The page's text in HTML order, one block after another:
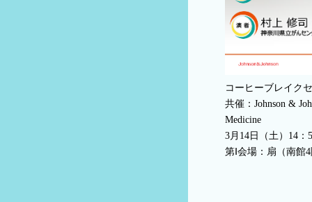
コーヒーブレイク
共催：Johnson &
Medicine
3月14日（土）14：
第Ⅰ会場：扇（南館